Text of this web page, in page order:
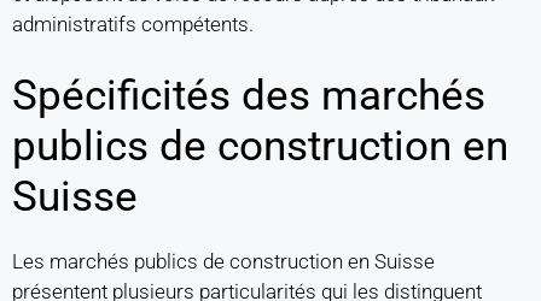
administratifs compétents.
Spécificités des marchés
publics de construction en
Suisse
Les marchés publics de construction en Suisse
présentent plusieurs particularités qui les distinguent